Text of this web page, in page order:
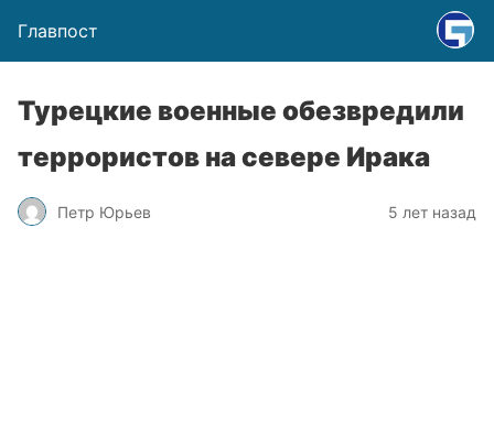
Главпост
Турецкие военные обезвредили
террористов на севере Ирака
Петр Юрьев 5 лет назад